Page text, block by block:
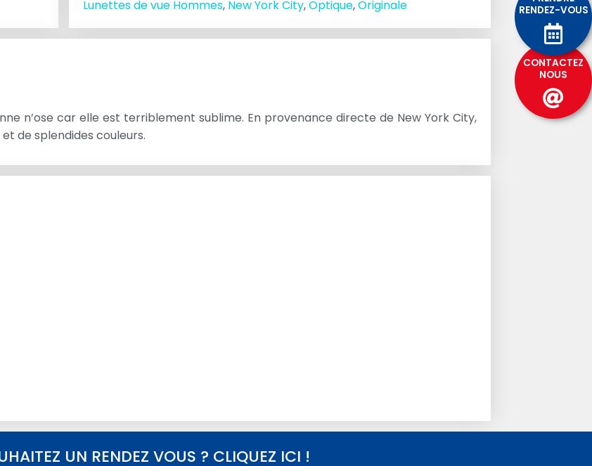
Lunettes de vue Hommes, New York City,Optique,Originale
n’ose car elle est terriblement sublime. En provenance directe de New York City,
de splendides couleurs.
UN RENDEZ VOUS ? CLIQUEZ ICI !
RENDEZ-VOUS
CONTACTEZ
NOUS